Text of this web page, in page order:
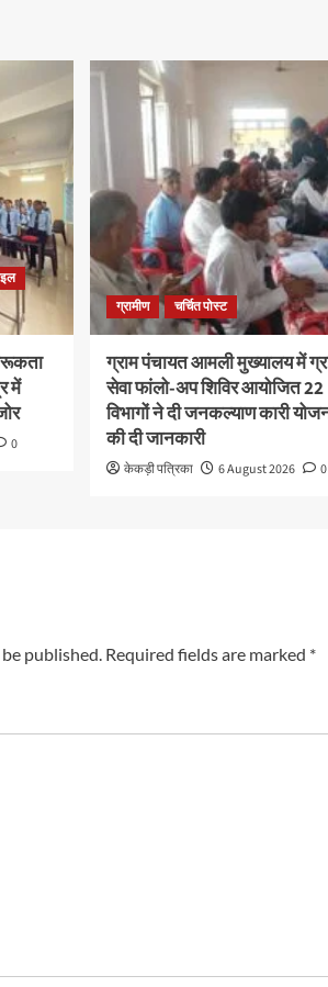
में
0
ग्रामीण चर्चित पोस्ट
ग्राम पंचायत आमली मुख्यालय में
सेवा फांलो-अप शिविर आयोजित 22
विभागों ने दी जनकल्याण कारी
की दी जानकारी
केकड़ी पत्रिका 6 August 2026 0
published. Required fields are marked *